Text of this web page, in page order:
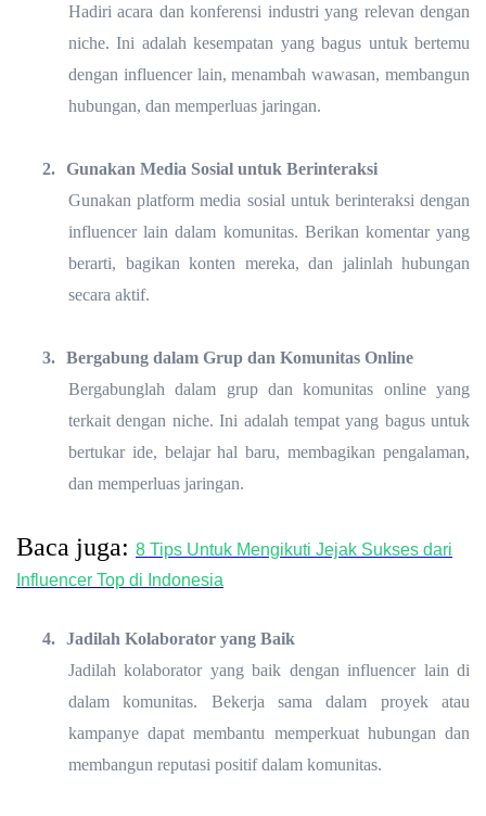
Hadiri acara dan konferensi industri yang relevan dengan
niche. Ini adalah kesempatan yang bagus untuk bertemu
dengan influencer lain, menambah wawasan, membangun
hubungan, dan memperluas jaringan.
2. Gunakan Media Sosial untuk Berinteraksi
Gunakan platform media sosial untuk berinteraksi dengan
influencer lain dalam komunitas. Berikan komentar yang
berarti, bagikan konten mereka, dan jalinlah hubungan
secara aktif.
3. Bergabung dalam Grup dan Komunitas Online
Bergabunglah dalam grup dan komunitas online yang
terkait dengan niche. Ini adalah tempat yang bagus untuk
bertukar ide, belajar hal baru, membagikan pengalaman,
dan memperluas jaringan.
Baca juga: 8 Tips Untuk Mengikuti Jejak Sukses dari
Influencer Top di Indonesia
4. Jadilah Kolaborator yang Baik
Jadilah kolaborator yang baik dengan influencer lain di
dalam komunitas. Bekerja sama dalam proyek atau
kampanye dapat membantu memperkuat hubungan dan
membangun reputasi positif dalam komunitas.